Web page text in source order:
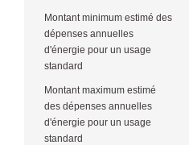
Montant minimum estimé des
dépenses annuelles
d'énergie pour un usage
standard
Montant maximum estimé
des dépenses annuelles
d'énergie pour un usage
standard